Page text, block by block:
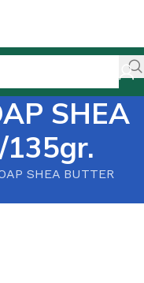
SHEA
135gr.
SHEA BUTTER